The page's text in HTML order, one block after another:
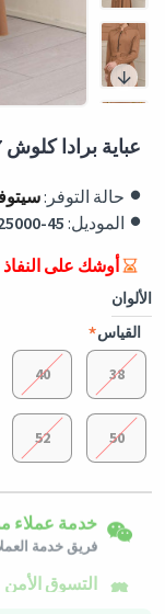
عباية برادا كلوش 687 - بيج
حالة التوفر:
الموديل: 45
الألوان
القياس
38
40
50
52
شحن لكافة
سيتم شحن هذا
استلام الطلب.
خدمة عملاء
فريق خدمة
التسوق الأمن
المشتريات
أوشك على النفاذ